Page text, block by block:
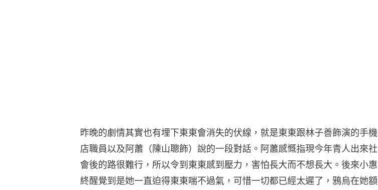
昨晚的劇情其實也有埋下東東會消失的伏線，就是東東跟林子善飾演的手機
店職員以及阿蕭（陳山聰飾）說的一段對話。阿蕭感慨指現今年青人出來社
會後的路很難行，所以令到東東感到壓力，害怕長大而不想長大。後來小惠
終醒覺到是她一直迫得東東喘不過氣，可惜一切都已經太遲了，鴉烏在她額